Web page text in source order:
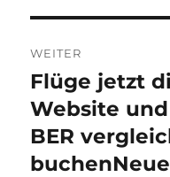
WEITER
Nächster
Beitrag:
Flüge jetzt
Website
BER